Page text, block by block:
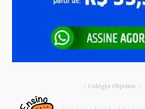
- Colégio Objetivo -